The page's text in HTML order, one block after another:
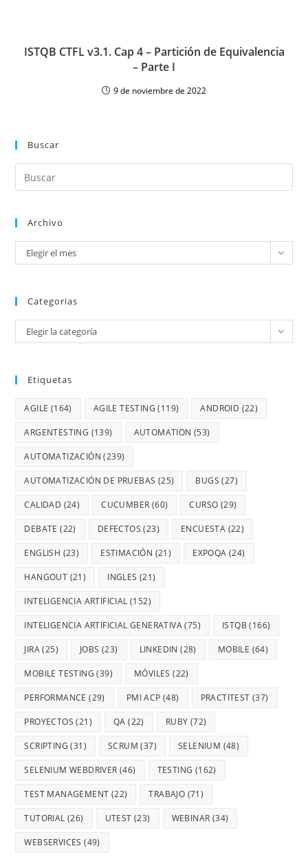
ISTQB CTFL v3.1. Cap 4 – Partición de Equivalencia
– Parte I
9 de noviembre de 2022
Buscar
Archivo
Elegir el mes
Categorias
Elegir la categoría
Etiquetas
AGILE (164) AGILE TESTING (119) ANDROID (22)
ARGENTESTING (139) AUTOMATION (53)
AUTOMATIZACIÓN (239)
AUTOMATIZACIÓN DE PRUEBAS (25) BUGS (27)
CALIDAD (24) CUCUMBER (60) CURSO (29)
DEBATE (22) DEFECTOS (23) ENCUESTA (22)
ENGLISH (23) ESTIMACIÓN (21) EXPOQA (24)
HANGOUT (21) INGLES (21)
INTELIGENCIA ARTIFICIAL (152)
INTELIGENCIA ARTIFICIAL GENERATIVA(75) ISTQB (166)
JIRA(25) JOBS (23) LINKEDIN (28) MOBILE (64)
MOBILE TESTING (39) MÓVILES (22)
PERFORMANCE (29) PMI ACP (48) PRACTITEST (37)
PROYECTOS (21) QA (22) RUBY (72)
SCRIPTING (31) SCRUM (37) SELENIUM (48)
SELENIUM WEBDRIVER (46) TESTING (162)
TEST MANAGEMENT (22) TRABAJO (71)
TUTORIAL (26) UTEST (23) WEBINAR (34)
WEBSERVICES (49)